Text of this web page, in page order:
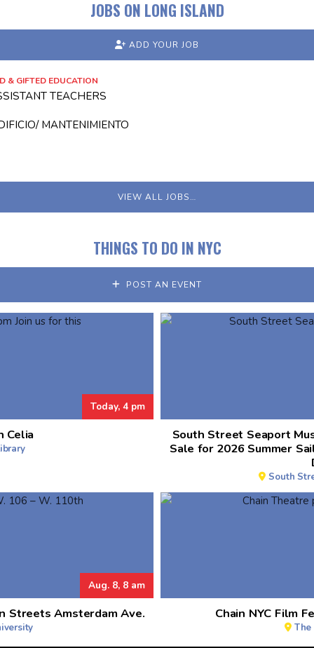
JOBS ON LONG ISLAND
ADD YOUR JOB
& GIFTED EDUCATION
TEACHERS
MANTENIMIENTO
VIEW ALL JOBS…
THINGS TO DO IN NYC
POST AN EVENT
Today, 4 pm
Celia
South Street Seaport
Sale for 2026 Summer
South
Aug. 8, 8 am
Streets Amsterdam Ave. Chain NYC Film
The